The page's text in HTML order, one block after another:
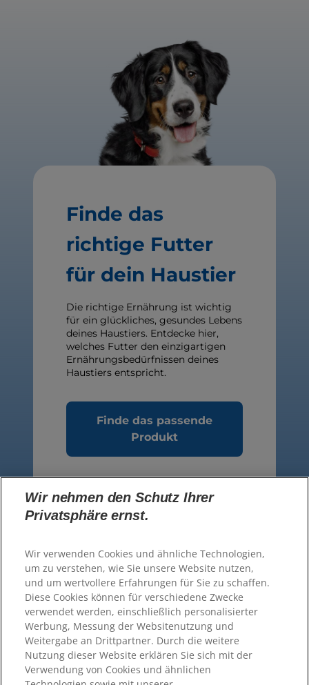
Finde das
richtige Futter
für dein Haustier
Die richtige Ernährung ist wichtig
für ein glückliches, gesundes Lebens
deines Haustiers. Entdecke hier,
welches Futter den einzigartigen
Ernährungsbedürfnissen deines
Haustiers entspricht.
Finde das passende
Produkt
Ressourcen
Hill's kontaktieren
Sitemap
Unsere Seiten
Hill's Vet
Karriere
Wir nehmen den Schutz Ihrer
Privatsphäre ernst.
Wir verwenden Cookies und ähnliche Technologien,
um zu verstehen, wie Sie unsere Website nutzen,
und um wertvollere Erfahrungen für Sie zu schaffen.
Diese Cookies können für verschiedene Zwecke
verwendet werden, einschließlich personalisierter
Werbung, Messung der Websitenutzung und
Weitergabe an Drittpartner. Durch die weitere
Nutzung dieser Website erklären Sie sich mit der
Verwendung von Cookies und ähnlichen